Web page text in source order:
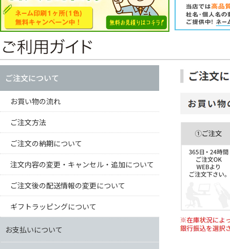
ご注文について
お買い物の流れ
ご注文方法
ご注文の納期について
注文内容の変更・キャンセル・追加について
ご注文後の配送情報の変更について
ギフトラッピングについて
お支払いについて